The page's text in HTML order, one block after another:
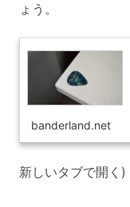
ょう。
banderland.net
新しいタブで開く)